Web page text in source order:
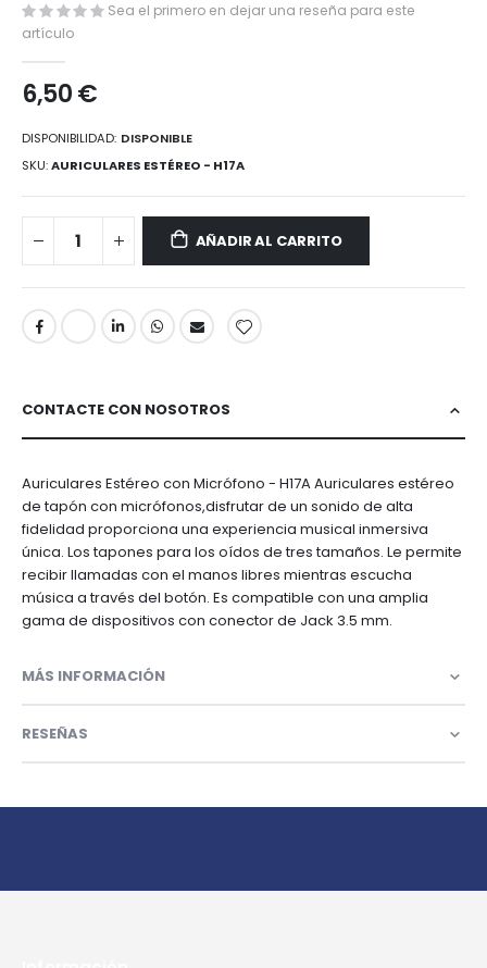
galería
imágenes
Sea el primero en dejar una reseña para este
artículo
6,50 €
DISPONIBILIDAD: DISPONIBLE
SKU AURICULARES ESTÉREO - H17A
AÑADIR AL CARRITO
CONTACTE CON NOSOTROS
Auriculares Estéreo con Micrófono - H17A Auriculares estéreo
de tapón con micrófonos,disfrutar de un sonido de alta
fidelidad proporciona una experiencia musical inmersiva
única. Los tapones para los oídos de tres tamaños. Le permite
recibir llamadas con el manos libres mientras escucha
música a través del botón. Es compatible con una amplia
gama de dispositivos con conector de Jack 3.5 mm.
MÁS INFORMACIÓN
RESEÑAS